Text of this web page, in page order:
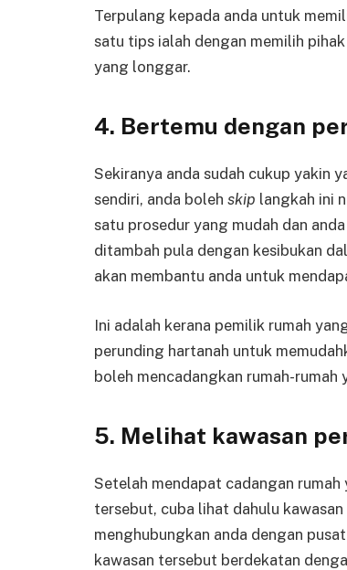
Terpulang kepada anda untuk
satu tips ialah dengan memilih
yang longgar.
4. Bertemu dengan
Sekiranya anda sudah cukup yakin
sendiri, anda boleh skip langkah ini
satu prosedur yang mudah dan
ditambah pula dengan kesibukan
akan membantu anda untuk
Ini adalah kerana pemilik rumah
perunding hartanah untuk
boleh mencadangkan rumah-rumah
5. Melihat kawasan
Setelah mendapat cadangan
tersebut, cuba lihat dahulu
menghubungkan anda dengan
kawasan tersebut berdekatan